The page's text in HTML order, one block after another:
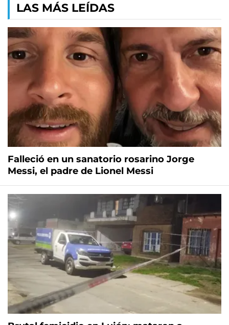
LAS MÁS LEÍDAS
Falleció en un sanatorio rosarino Jorge
Messi, el padre de Lionel Messi